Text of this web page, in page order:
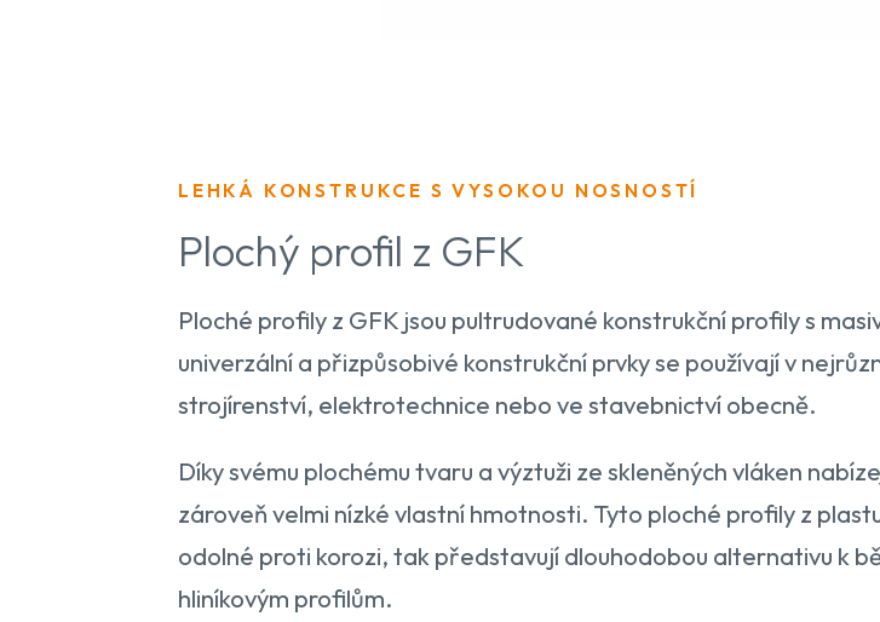
LEHKÁ KONSTRUKCE S VYSOKOU NOSNOSTÍ
Plochý profil z GFK
Ploché profily z GFK jsou pultrudované konstrukční profily s
univerzální a přizpůsobivé konstrukční prvky se používají v
strojírenství, elektrotechnice nebo ve stavebnictví obecně.
Díky svému plochému tvaru a výztuži ze skleněných vláken
zároveň velmi nízké vlastní hmotnosti. Tyto ploché profily z
odolné proti korozi, tak představují dlouhodobou alternativu k
hliníkovým profilům.